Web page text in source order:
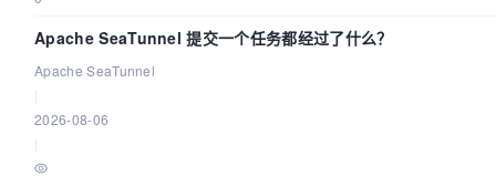
Apache SeaTunnel 提交一个任务都经过了什么？
Apache SeaTunnel
2026-08-06